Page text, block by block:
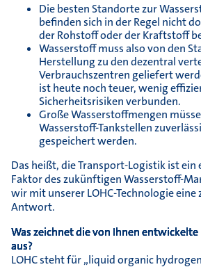
Die besten Standorte zur
befinden sich in der Regel nicht
der Rohstoff oder der Kraftstoff
Wasserstoff muss also von den
Herstellung zu den dezentral
Verbrauchszentren geliefert
ist heute noch teuer, wenig
Sicherheitsrisiken verbunden.
Große Wasserstoffmengen
Wasserstoff-Tankstellen
gespeichert werden.
Das heißt, die Transport-Logistik ist ein
Faktor des zukünftigen Wasserstoff-
wir mit unserer LOHC-Technologie
Antwort.
Was zeichnet die von Ihnen entwickelte
aus?
LOHC steht für „liquid organic